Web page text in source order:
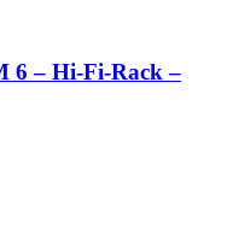
6 – Hi-Fi-Rack –